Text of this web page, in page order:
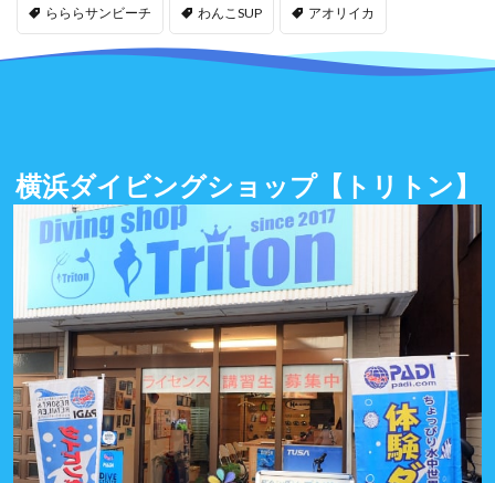
らららサンビーチ わんこSUP アオリイカ
横浜ダイビングショップ【トリトン】